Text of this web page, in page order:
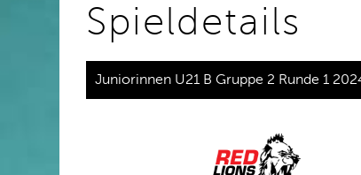
Spieldetails
Juniorinnen U21 B Gruppe 2 Runde 1